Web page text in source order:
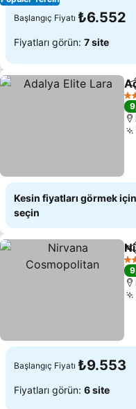
Başlangıç Fiyatı ₺6.552
Fiyatları görün: 7 site
5
Kesin fiyatları görmek
seçin
5
Başlangıç Fiyatı ₺9.553
Fiyatları görün: 6 site